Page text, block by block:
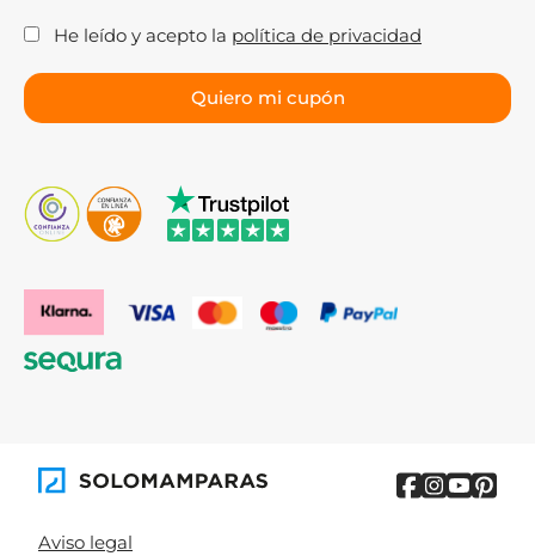
He leído y acepto la política de privacidad
Aviso legal